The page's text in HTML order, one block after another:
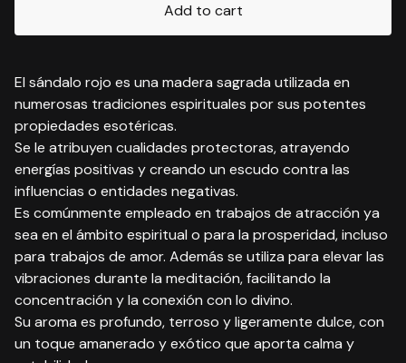
Add to cart
El sándalo rojo es una madera sagrada utilizada en
numerosas tradiciones espirituales por sus potentes
propiedades esotéricas.
Se le atribuyen cualidades protectoras, atrayendo
energías positivas y creando un escudo contra las
influencias o entidades negativas.
Es comúnmente empleado en trabajos de atracción ya
sea en el ámbito espiritual o para la prosperidad, incluso
para trabajos de amor. Además se utiliza para elevar las
vibraciones durante la meditación, facilitando la
concentración y la conexión con lo divino.
Su aroma es profundo, terroso y ligeramente dulce, con
un toque amanerado y exótico que aporta calma y